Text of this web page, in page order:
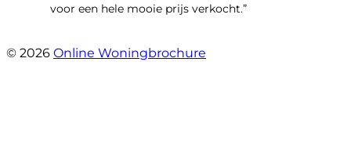
voor een hele mooie prijs verkocht.”
© 2026 Online Woningbrochure